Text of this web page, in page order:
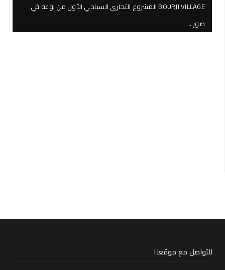
BOURJI VILLAGE المشروع التجاري السياحي الأول من نوعه في
صور…
للتواصل مع موقعنا